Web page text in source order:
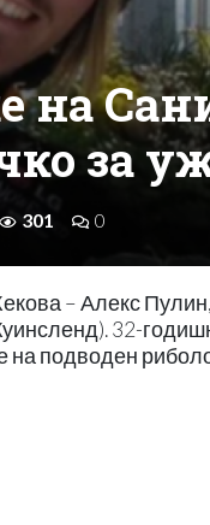
на
за
301 0
– Алекс
32-
на подводен